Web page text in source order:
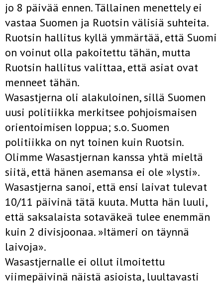
jo 8 päivää ennen. Tällainen menettely ei
vastaa Suomen ja Ruotsin välisiä suhteita.
Ruotsin hallitus kyllä ymmärtää, että Suomi
on voinut olla pakoitettu tähän, mutta
Ruotsin hallitus valittaa, että asiat ovat
menneet tähän.
Wasastjerna oli alakuloinen, sillä Suomen
uusi politiikka merkitsee pohjoismaisen
orientoimisen loppua; s.o. Suomen
politiikka on nyt toinen kuin Ruotsin.
Olimme Wasastjernan kanssa yhtä mieltä
siitä, että hänen asemansa ei ole »lysti».
Wasastjerna sanoi, että ensi laivat tulevat
10/11 päivinä tätä kuuta. Mutta hän luuli,
että saksalaista sotaväkeä tulee enemmän
kuin 2 divisjoonaa. »Itämeri on täynnä
laivoja».
Wasastjernalle ei ollut ilmoitettu
viimepäivinä näistä asioista, luultavasti